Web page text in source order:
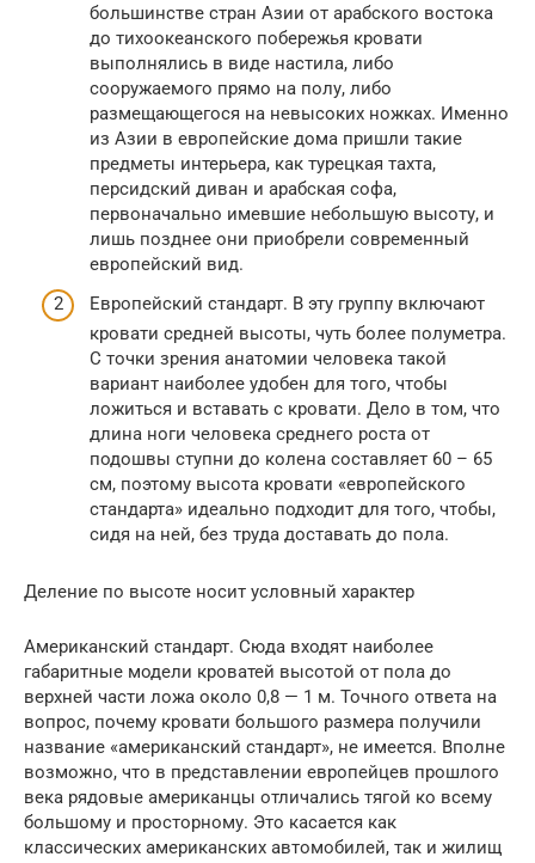
большинстве стран Азии от арабского востока
до тихоокеанского побережья кровати
выполнялись в виде настила, либо
сооружаемого прямо на полу, либо
размещающегося на невысоких ножках. Именно
из Азии в европейские дома пришли такие
предметы интерьера, как турецкая тахта,
персидский диван и арабская софа,
первоначально имевшие небольшую высоту, и
лишь позднее они приобрели современный
европейский вид.
Европейский стандарт. В эту группу включают
кровати средней высоты, чуть более полуметра.
С точки зрения анатомии человека такой
вариант наиболее удобен для того, чтобы
ложиться и вставать с кровати. Дело в том, что
длина ноги человека среднего роста от
подошвы ступни до колена составляет 60 – 65
см, поэтому высота кровати «европейского
стандарта» идеально подходит для того, чтобы,
сидя на ней, без труда доставать до пола.
Деление по высоте носит условный характер
Американский стандарт. Сюда входят наиболее
габаритные модели кроватей высотой от пола до
верхней части ложа около 0,8 — 1 м. Точного ответа на
вопрос, почему кровати большого размера получили
название «американский стандарт», не имеется. Вполне
возможно, что в представлении европейцев прошлого
века рядовые американцы отличались тягой ко всему
большому и просторному. Это касается как
классических американских автомобилей, так и жилищ